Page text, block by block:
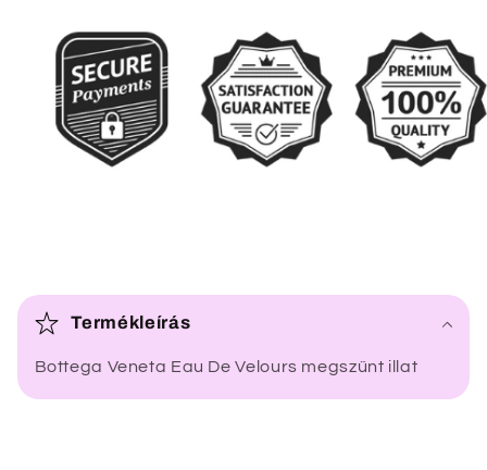
s
e
Termékleírás
Bottega Veneta Eau De Velours megszűnt illat